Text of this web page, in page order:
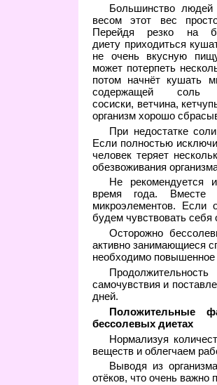
Большинство
весом этот вес
Перейдя резко на
диету приходиться
не очень вкусную
может потерпеть
потом начнёт кушать
содержащей соль
сосиски, ветчина,
организм хорошо
При недостатке
Если полностью
человек теряет
обезвоживания
Не рекомендуется
время года.
микроэлементов. Если
будем чувствовать
Осторожно
активно занимающиеся
необходимо
самочувствия и
дней.
Положительные
бессолевых диетах
Нормализуя
веществ и облегчаем
Выводя из
отёков, что очень важно